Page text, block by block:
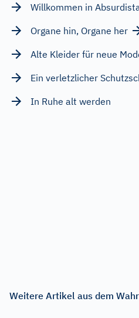
Willkommen in
Organe hin, Organe her
Alte Kleider für neue
Ein verletzlicher
In Ruhe alt werden
Weitere Artikel aus dem